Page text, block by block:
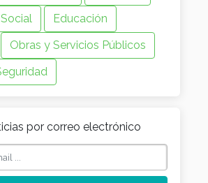
Educación
Obras y Servicios Públicos
por correo electrónico